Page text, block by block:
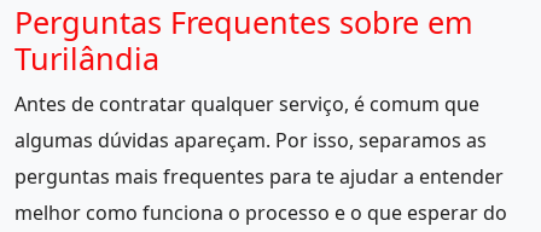
Perguntas Frequentes sobre em
Turilândia
Antes de contratar qualquer serviço, é comum que
algumas dúvidas apareçam. Por isso, separamos as
perguntas mais frequentes para te ajudar a entender
melhor como funciona o processo e o que esperar do